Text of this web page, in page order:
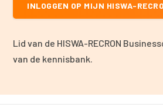
INLOGGEN OP MIJN HISWA-
Lid van de HISWA-RECRON
van de kennisbank.